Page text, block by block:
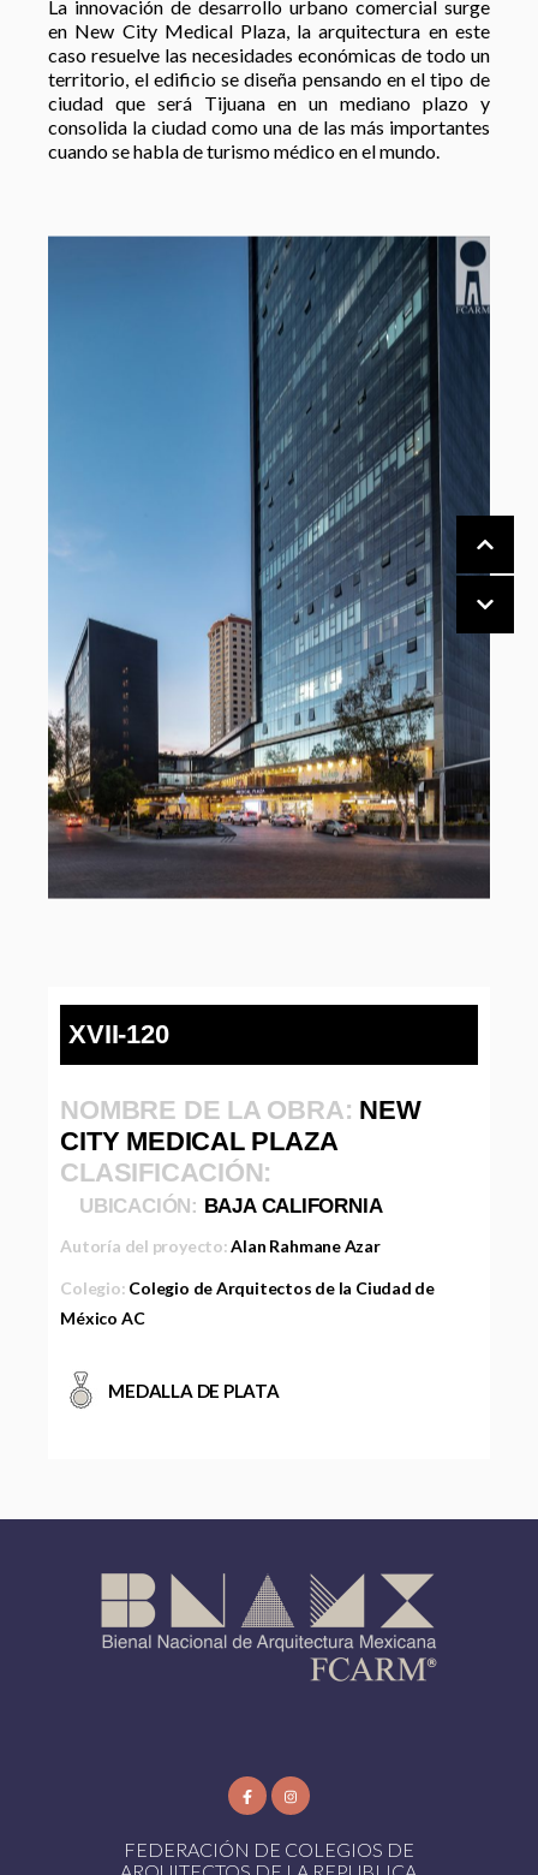
La innovación de desarrollo urbano comercial surge
en New City Medical Plaza, la arquitectura en este
caso resuelve las necesidades económicas de todo un
territorio, el edificio se diseña pensando en el tipo de
ciudad que será Tijuana en un mediano plazo y
consolida la ciudad como una de las más importantes
cuando se habla de turismo médico en el mundo.
XVII-120
NOMBRE DE LA OBRA: NEW
CITY MEDICAL PLAZA
CLASIFICACIÓN:
UBICACIÓN: BAJA CALIFORNIA
Autoría del proyecto:Alan Rahmane Azar
Colegio: Colegio de Arquitectos de la Ciudad de
México AC
MEDALLA DE PLATA
FEDERACIÓN DE COLEGIOS DE